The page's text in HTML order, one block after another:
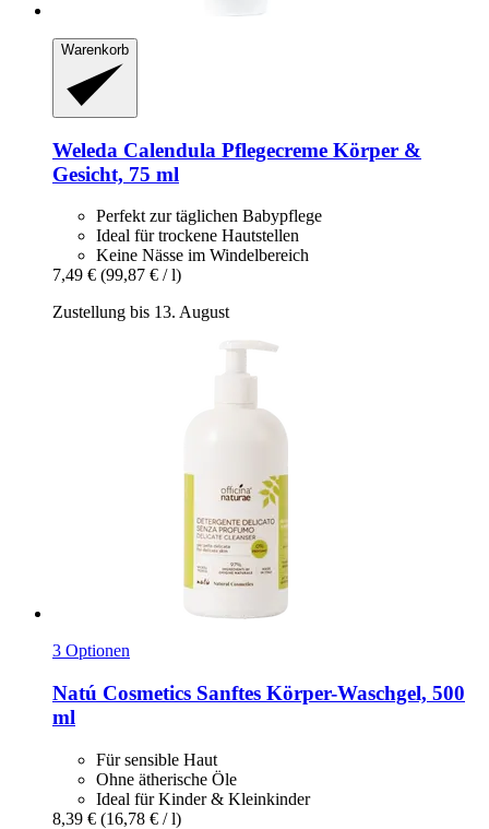
Warenkorb
Weleda Calendula Pflegecreme Körper &
Gesicht, 75 ml
Perfekt zur täglichen Babypflege
Ideal für trockene Hautstellen
Keine Nässe im Windelbereich
7,49 € (99,87 € / l)
Zustellung bis 13. August
3 Optionen
Natú Cosmetics Sanftes Körper-​Waschgel, 500
ml
Für sensible Haut
Ohne ätherische Öle
Ideal für Kinder & Kleinkinder
8,39 € (16,78 € / l)